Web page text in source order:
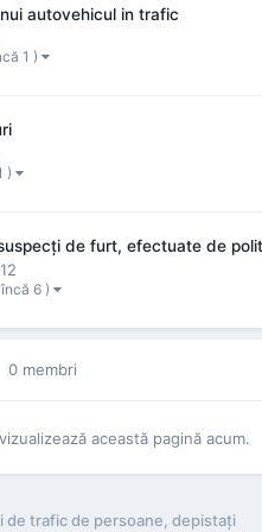
autovehicul in trafic
1 )
)
de furt, efectuate de
6 )
0 membri
această pagină acum.
de trafic de persoane, depistaţi